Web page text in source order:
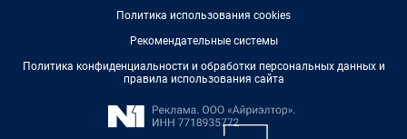
Политика использования cookies
Рекомендательные системы
Политика конфиденциальности и обработки персональных данных и
правила использования сайта